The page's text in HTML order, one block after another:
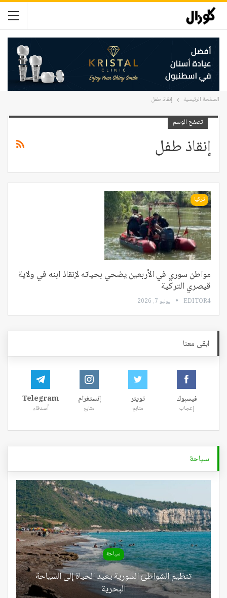
الصفحة الرئيسية إنقاذ طفل
تصفح الوسم
إنقاذ طفل
تركيا
مواطن سوري في الأربعين يضحي بحياته لإنقاذ ابنه في ولاية
قيصري التركية
EDITOR4 يوليو 7, 2026
ابقى معنا
فيسبوك
إعجاب
تويتر
متابع
إنستغرام
متابع
Telegram
أصدقاء
سياحة
سياحة
تنظيم الشواطئ السورية يعيد الحياة إلى السياحة
البحرية